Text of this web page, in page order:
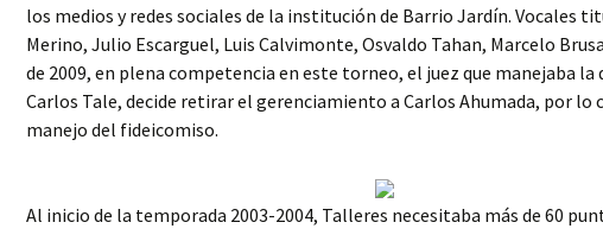
los medios y redes sociales de la institución de Barrio Jardín. Vocales
Merino, Julio Escarguel, Luis Calvimonte, Osvaldo Tahan, Marcelo
de 2009, en plena competencia en este torneo, el juez que manejaba la
Carlos Tale, decide retirar el gerenciamiento a Carlos Ahumada, por lo
manejo del fideicomiso.
Al inicio de la temporada 2003-2004, Talleres necesitaba más de 60